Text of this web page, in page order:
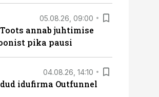
05.08.26, 09:00
annab juhtimise
pika pausi
04.08.26, 14:10
idufirma Outfunnel